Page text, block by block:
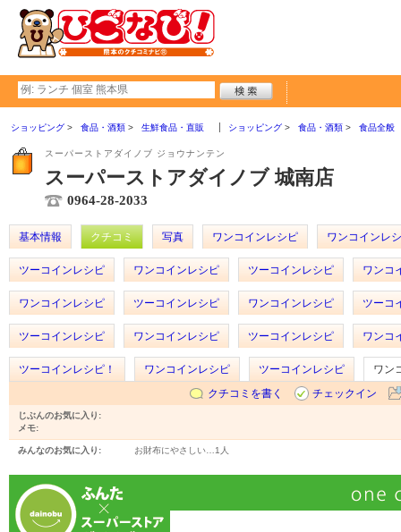
ショッピング 食品・酒類 生鮮食品・直販 ショッピング 食品・酒類 食品全般
スーパーストアダイノブ ジョウナンテン
スーパーストアダイノブ 城南店
0964-28-2033
基本情報 クチコミ 写真 ワンコインレシピ ワンコインレ
ツーコインレシピ ワンコインレシピ ツーコインレシピ ワンコ
ワンコインレシピ ツーコインレシピ ワンコインレシピ ツーコ
ツーコインレシピ ワンコインレシピ ツーコインレシピ ワンコ
ツーコインレシピ！ ワンコインレシピ ツーコインレシピ
ワン
クチコミを書く
チェックイン
じぶんのお気に入り:
メモ:
みんなのお気に入り: お財布にやさしい… 1人